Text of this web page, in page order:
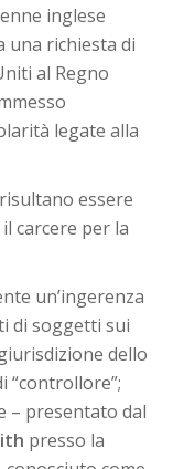
inglese
una richiesta di
al Regno
legate alla
essere
carcere per la
un’ingerenza
di soggetti sui
dello
“controllore”;
– presentato dal
presso la